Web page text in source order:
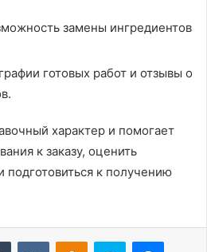
замены ингредиентов
готовых работ и отзывы о
характер и помогает
к заказу, оценить
подготовиться к получению
Tumblr ВконтактеОдноклассники
Skype